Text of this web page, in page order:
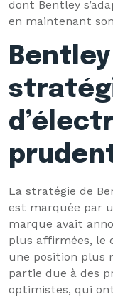
dont Bentley
en maintenant
La stratégie de
est marquée par
marque avait
plus affirmées, le
une position plus
partie due à des
optimistes, qui